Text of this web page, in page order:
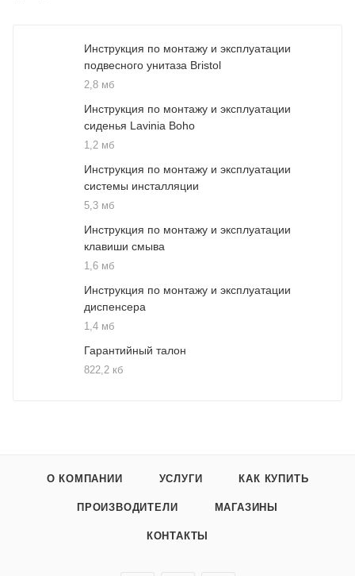
Инструкция по монтажу и эксплуатации
подвесного унитаза Bristol
2,8 мб
Инструкция по монтажу и эксплуатации
сиденья Lavinia Boho
1,2 мб
Инструкция по монтажу и эксплуатации
системы инсталляции
5,3 мб
Инструкция по монтажу и эксплуатации
клавиши смыва
1,6 мб
Инструкция по монтажу и эксплуатации
диспенсера
1,4 мб
Гарантийный талон
822,2 кб
О КОМПАНИИ УСЛУГИ КАК КУПИТЬ
ПРОИЗВОДИТЕЛИ МАГАЗИНЫ
КОНТАКТЫ